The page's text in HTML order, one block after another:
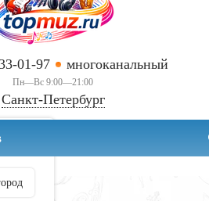
01-97 многоканальный
Пн—Вс 9:00—21:00
Санкт-Петербург